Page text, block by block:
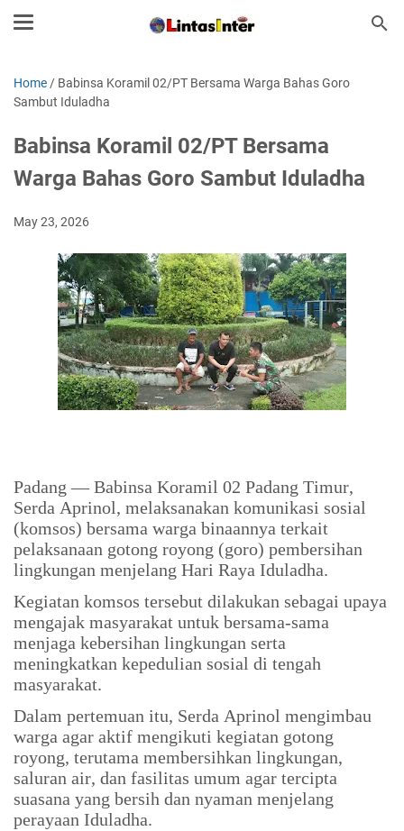
Home / Babinsa Koramil 02/PT Bersama Warga Bahas Goro
Sambut Iduladha
Babinsa Koramil 02/PT Bersama
Warga Bahas Goro Sambut Iduladha
May 23, 2026
Padang — Babinsa Koramil 02 Padang Timur,
Serda Aprinol, melaksanakan komunikasi sosial
(komsos) bersama warga binaannya terkait
pelaksanaan gotong royong (goro) pembersihan
lingkungan menjelang Hari Raya Iduladha.
Kegiatan komsos tersebut dilakukan sebagai upaya
mengajak masyarakat untuk bersama-sama
menjaga kebersihan lingkungan serta
meningkatkan kepedulian sosial di tengah
masyarakat.
Dalam pertemuan itu, Serda Aprinol mengimbau
warga agar aktif mengikuti kegiatan gotong
royong, terutama membersihkan lingkungan,
saluran air, dan fasilitas umum agar tercipta
suasana yang bersih dan nyaman menjelang
perayaan Iduladha.